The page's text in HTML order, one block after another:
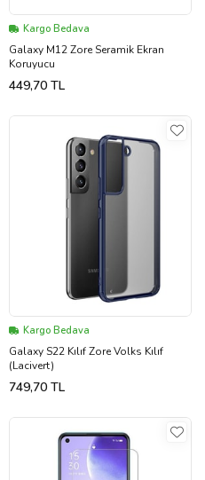
Kargo Bedava
Galaxy M12 Zore Seramik Ekran
Koruyucu
449,70 TL
Kargo Bedava
Galaxy S22 Kılıf Zore Volks Kılıf
(Lacivert)
749,70 TL